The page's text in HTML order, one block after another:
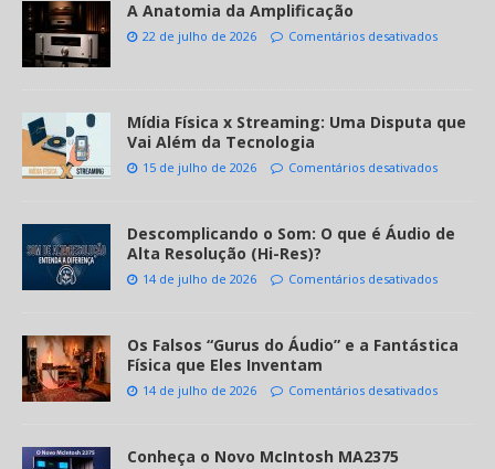
A Anatomia da Amplificação
22 de julho de 2026 Comentários desativados
Mídia Física x Streaming: Uma Disputa que
Vai Além da Tecnologia
15 de julho de 2026 Comentários desativados
Descomplicando o Som: O que é Áudio de
Alta Resolução (Hi-Res)?
14 de julho de 2026 Comentários desativados
Os Falsos “Gurus do Áudio” e a Fantástica
Física que Eles Inventam
14 de julho de 2026 Comentários desativados
Conheça o Novo McIntosh MA2375